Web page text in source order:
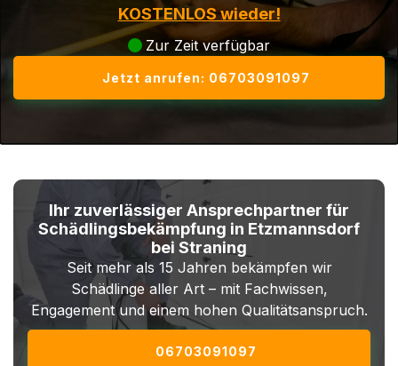
KOSTENLOS wieder!
Zur Zeit verfügbar
Jetzt anrufen: 06703091097
Ihr zuverlässiger Ansprechpartner für
Schädlingsbekämpfung in Etzmannsdorf
bei Straning
Seit mehr als 15 Jahren bekämpfen wir
Schädlinge aller Art – mit Fachwissen,
Engagement und einem hohen Qualitätsanspruch.
06703091097